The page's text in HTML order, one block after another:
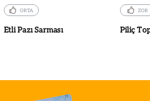
ORTA
Etli Pazı Sarması
ZOR
Piliç